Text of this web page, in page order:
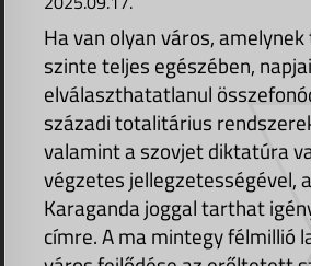
Ha van olyan város,
szinte teljes egészében,
elválaszthatatlanul
századi totalitárius
valamint a szovjet diktatúra
végzetes jellegzetességével,
Karaganda joggal tarthat
címre. A ma mintegy félmillió